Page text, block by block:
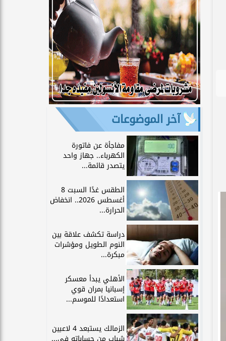
آخر الموضوعات
مفاجأة عن فاتورة
الكهرباء.. جهاز واحد
يتصدر قائمة...
الطقس غدًا السبت 8
أغسطس 2026.. انخفاض
الحرارة...
دراسة تكشف علاقة بين
النوم الطويل ومؤشرات
مبكرة...
الأهلي يبدأ معسكر
إسبانيا بمران قوي
استعدادًا للموسم...
الزمالك يستبعد 4 لاعبين